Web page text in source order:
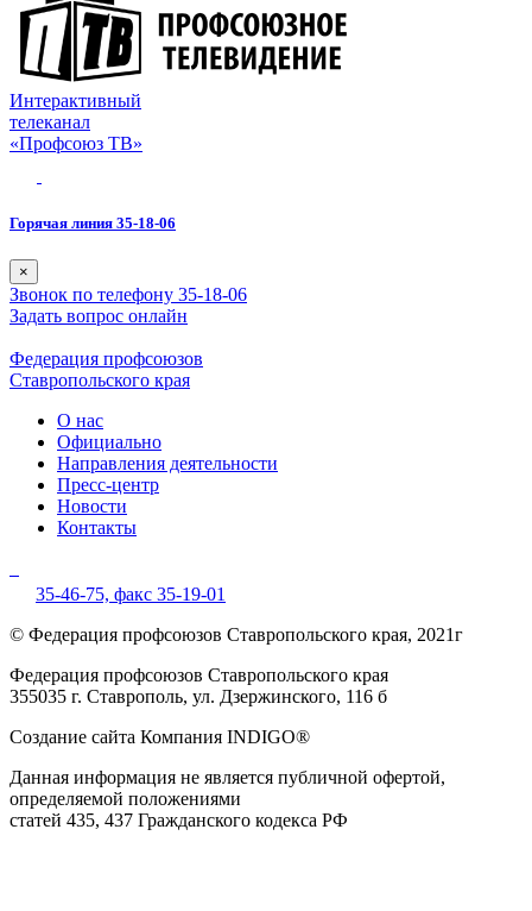
Интерактивный
телеканал
«Профсоюз ТВ»
Горячая линия 35-18-06
×
Звонок по телефону 35-18-06
Задать вопрос онлайн
Федерация профсоюзов
Ставропольского края
О нас
Официально
Направления деятельности
Пресс-центр
Новости
Контакты
35-46-75, факс 35-19-01
© Федерация профсоюзов Ставропольского края, 2021г
Федерация профсоюзов Ставропольского края
355035 г. Ставрополь, ул. Дзержинского, 116 б
Создание сайта Компания INDIGO®
Данная информация не является публичной офертой,
определяемой положениями
статей 435, 437 Гражданского кодекса РФ